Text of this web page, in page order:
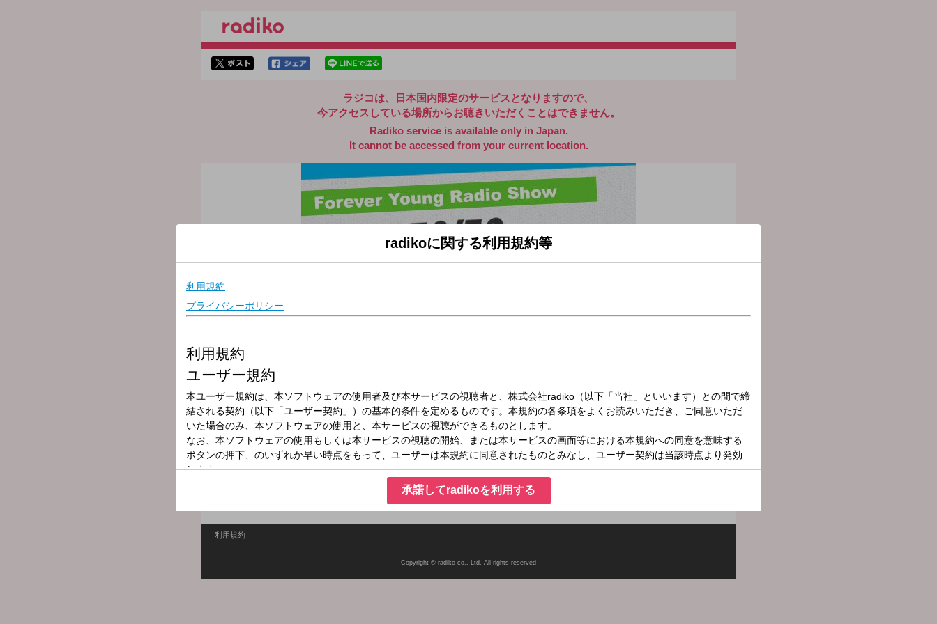
ラジコは、日本国内限定のサービスとなりますので、
今アクセスしている場所からお聴きいただくことはできません。
Radiko service is available only in Japan.
It cannot be accessed from your current location.
放送局
放送時間
2026年4月26日（日）18:30～19:00
番組名
５０／５０ Ｈｅａｒｔｙ Ｐａｒｔｙ！！
半世紀少年少女“５０歳”をキーワード・ターゲットに、これからの人生をさらに輝かせてもらうべく、ラジオから“５０歳”のムーブメント
を発信する番組。ただの中年向け番組ではなく、若い世代にもかっこいい歳の取り方をアピールします！
利用規約
Copyright © radiko co., Ltd. All rights reserved
radikoに関する利用規約等
承諾してradikoを利用する